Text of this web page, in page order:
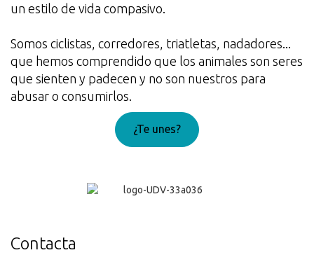
un estilo de vida compasivo.
Somos ciclistas, corredores, triatletas, nadadores...
que hemos comprendido que los animales son seres
que sienten y padecen y no son nuestros para
abusar o consumirlos.
¿Te unes?
Contacta